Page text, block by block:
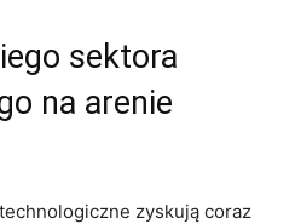
sektora
na arenie
zyskują ⁤coraz​